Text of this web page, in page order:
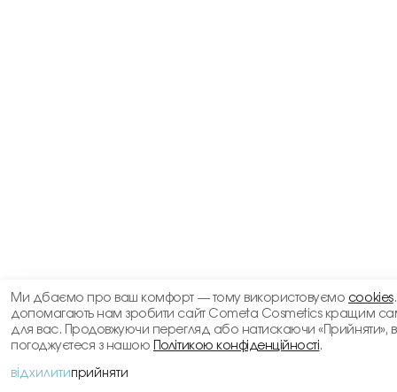
Ми дбаємо про ваш комфорт — тому використовуємо cookies
допомагають нам зробити сайт Cometa Cosmetics кращим
для вас. Продовжуючи перегляд або натискаючи «Прийняти»,
погоджуєтеся з нашою
Політикою конфіденційності.
відхилитиприйняти